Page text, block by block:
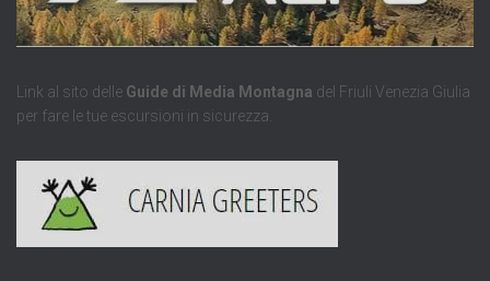
Link al sito delle Guide di Media Montagna del Friuli Venezia Giulia
per fare le tue escursioni in sicurezza.